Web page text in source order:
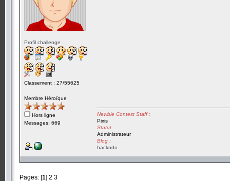
Profil challenge
Classement : 27/55625
Membre Héroïque
Hors ligne
Messages: 669
Newbie Contest Staff :
Pixis
Statut :
Administrateur
Blog :
hackndo
Pages: [1] 2 3